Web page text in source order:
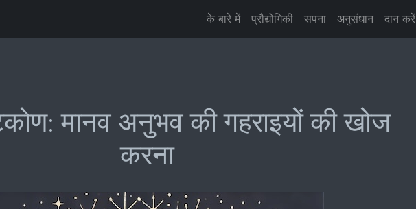
के बारे में प्रौद्योगिकी सपना अनुसंधान दान करें
मानव अनुभव की गहराइयों की खोज
करना